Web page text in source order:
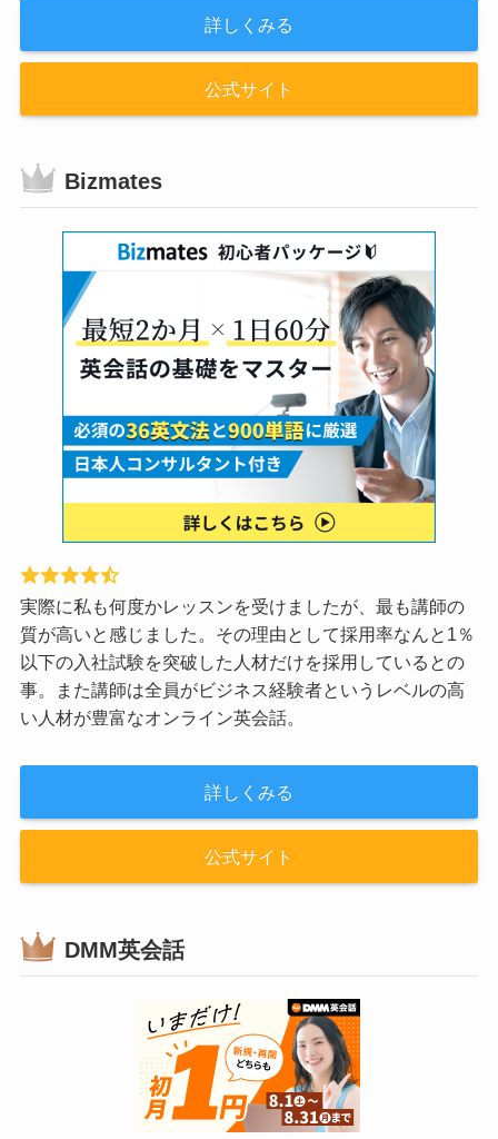
詳しくみる
公式サイト
Bizmates
実際に私も何度かレッスンを受けましたが、最も講師の
質が高いと感じました。その理由として採用率なんと1％
以下の入社試験を突破した人材だけを採用しているとの
事。また講師は全員がビジネス経験者というレベルの高
い人材が豊富なオンライン英会話。
詳しくみる
公式サイト
DMM英会話